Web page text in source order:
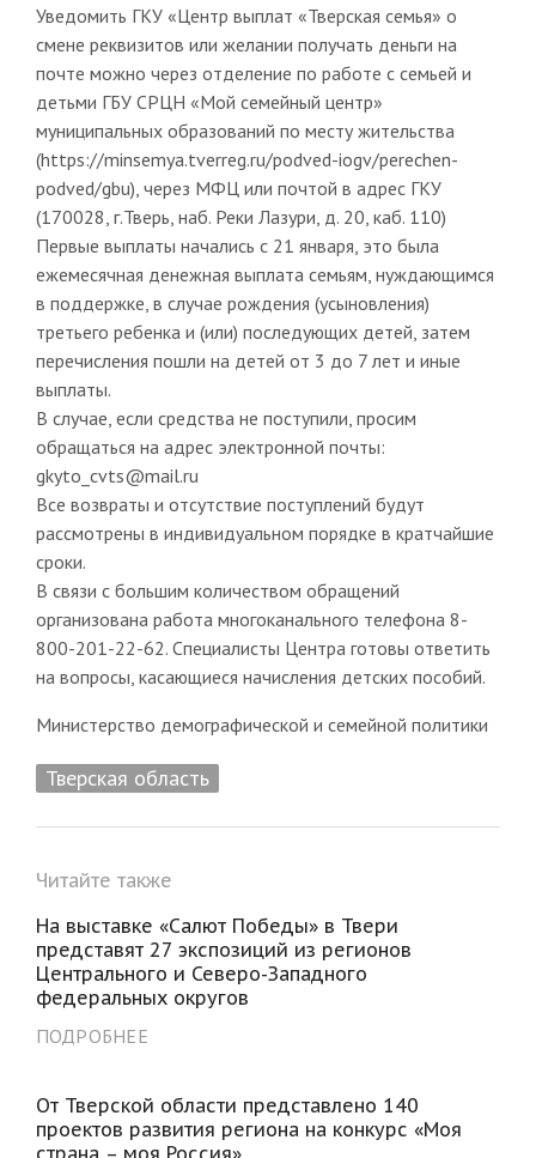
Уведомить ГКУ «Центр выплат «Тверская семья» о
смене реквизитов или желании получать деньги на
почте можно через отделение по работе с семьей и
детьми ГБУ СРЦН «Мой семейный центр»
муниципальных образований по месту жительства
(https://minsemya.tverreg.ru/podved-iogv/perechen-
podved/gbu), через МФЦ или почтой в адрес ГКУ
(170028, г.Тверь, наб. Реки Лазури, д. 20, каб. 110)
Первые выплаты начались с 21 января, это была
ежемесячная денежная выплата семьям, нуждающимся
в поддержке, в случае рождения (усыновления)
третьего ребенка и (или) последующих детей, затем
перечисления пошли на детей от 3 до 7 лет и иные
выплаты.
В случае, если средства не поступили, просим
обращаться на адрес электронной почты:
gkyto_cvts@mail.ru
Все возвраты и отсутствие поступлений будут
рассмотрены в индивидуальном порядке в кратчайшие
сроки.
В связи с большим количеством обращений
организована работа многоканального телефона 8-
800-201-22-62. Специалисты Центра готовы ответить
на вопросы, касающиеся начисления детских пособий.
Министерство демографической и семейной политики
Тверская область
Читайте также
На выставке «Салют Победы» в Твери
представят 27 экспозиций из регионов
Центрального и Северо-Западного
федеральных округов
ПОДРОБНЕЕ
От Тверской области представлено 140
проектов развития региона на конкурс «Моя
страна – моя Россия»